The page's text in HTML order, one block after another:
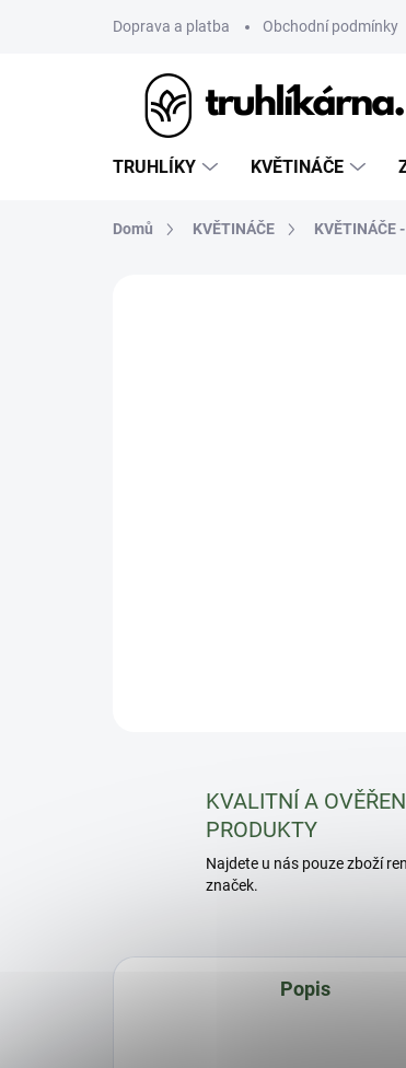
Doprava a platba Obchodní podmínky
TRUHLÍKY KVĚTINÁČE
Domů KVĚTINÁČE KVĚTINÁČE
KVALITNÍ A
PRODUKTY
Najdete u nás pouze zboží
značek.
Popis